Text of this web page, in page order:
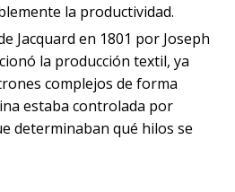
la productividad.
Jacquard en 1801 por Joseph
la producción textil, ya
complejos de forma
estaba controlada por
determinaban qué hilos se